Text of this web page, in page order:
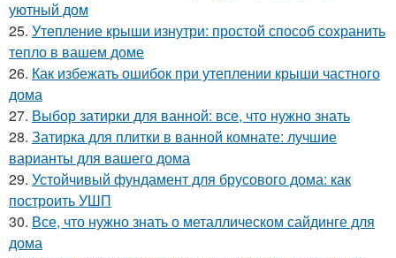
уютный дом
25. Утепление крыши изнутри: простой способ сохранить
тепло в вашем доме
26. Как избежать ошибок при утеплении крыши частного
дома
27. Выбор затирки для ванной: все, что нужно знать
28. Затирка для плитки в ванной комнате: лучшие
варианты для вашего дома
29. Устойчивый фундамент для брусового дома: как
построить УШП
30. Все, что нужно знать о металлическом сайдинге для
дома